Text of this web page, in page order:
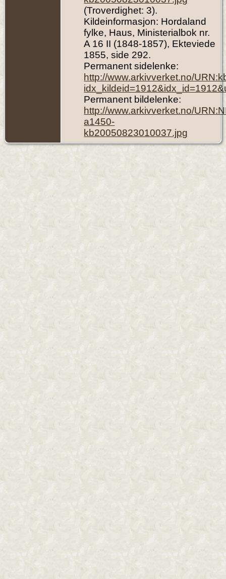
(Troverdighet: 3).
Kildeinformasjon: Hordaland
fylke, Haus, Ministerialbok nr.
A 16 II (1848-1857), Ekteviede
1855, side 292.
Permanent sidelenke:
http://www.arkivverket.no/
Permanent bildelenke:
http://www.arkivverket.no/
a1450-
kb20050823010037.jpg